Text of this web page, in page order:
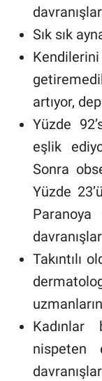
Sık sık
artıyor,
Yüzde
eşlik
Sonra
Yüzde
Takıntılı
uzmanların
Kadınlar
nispeten